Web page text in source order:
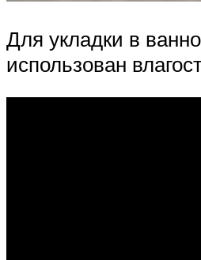
Для укладки в
использован